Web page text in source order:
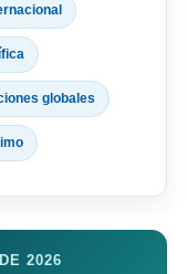
globales
2026